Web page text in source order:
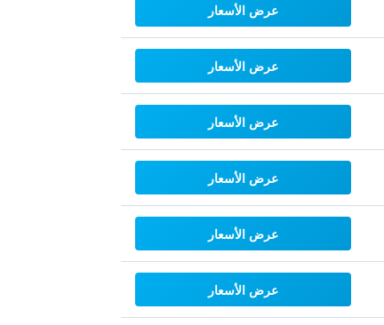
عرض الأسعار
عرض الأسعار
عرض الأسعار
عرض الأسعار
عرض الأسعار
عرض الأسعار